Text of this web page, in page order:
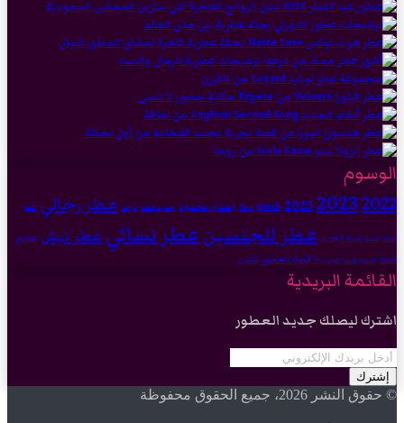
الوسوم
2022
2023
2025
Dior gissah إصدار محدود جديد قصة درعه عطر رجالي عطر
قصة عطر قصة الجديد عطر للجنسينعطر نسائيعطر نيش عطور
قصة عطور قصة الجديدة قصة للعطور لافيرن
القائمة البريدية
اشترك ليصلك جديد العطور
أدخل
بريدك
الإلكتروني
© حقوق النشر 2026، جميع الحقوق محفوظة